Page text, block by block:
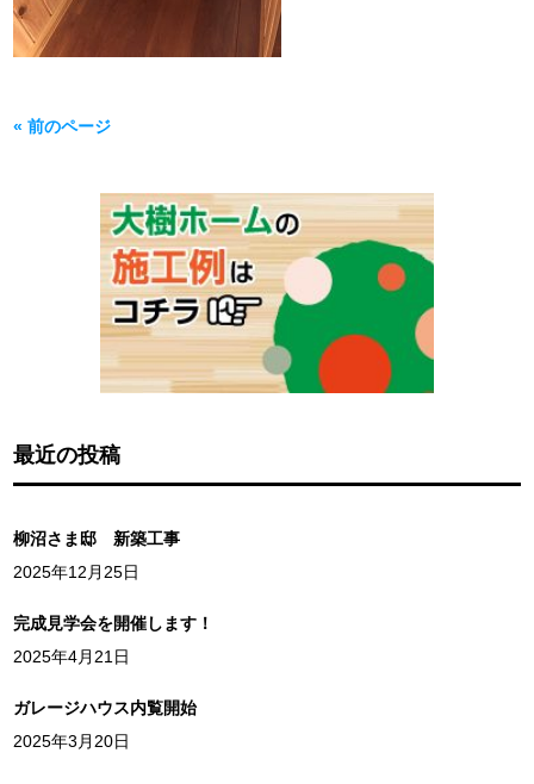
« 前のページ
最近の投稿
柳沼さま邸 新築工事
2025年12月25日
完成見学会を開催します！
2025年4月21日
ガレージハウス内覧開始
2025年3月20日